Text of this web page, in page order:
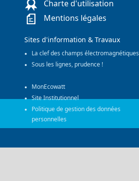
Charte d'utilisation
Mentions légales
Sites d'information & Travaux
La clef des champs électromagnétiques
Sous les lignes, prudence !
MonEcowatt
Site Institutionnel
Politique de gestion des données
personnelles